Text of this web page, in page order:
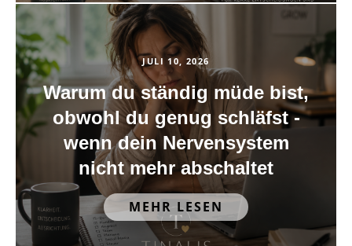
JULI 10, 2026
Warum du ständig müde bist,
obwohl du genug schläfst -
wenn dein Nervensystem
nicht mehr abschaltet
MEHR LESEN